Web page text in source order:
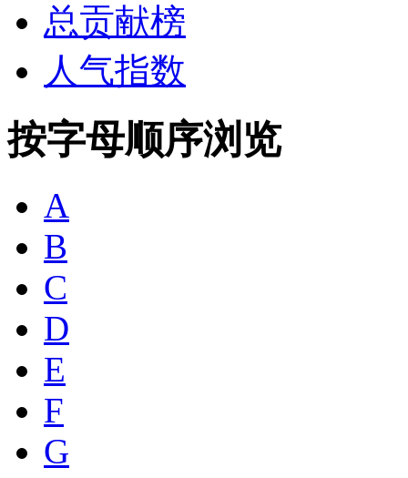
总贡献榜
人气指数
按字母顺序浏览
A
B
C
D
E
F
G